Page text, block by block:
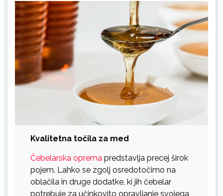
Kvalitetna točila za med
Čebelarska oprema predstavlja precej širok
pojem. Lahko se zgolj osredotočimo na
oblačila in druge dodatke, ki jih čebelar
potrebuje za učinkovito opravljanje svojega